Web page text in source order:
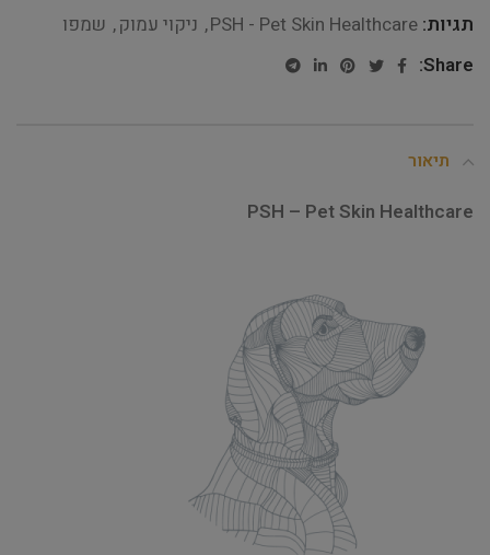
תגיות: PSH - Pet Skin Healthcare
, ניקוי עמוק, שמפו
Share:
תיאור
PSH – Pet Skin Healthcare